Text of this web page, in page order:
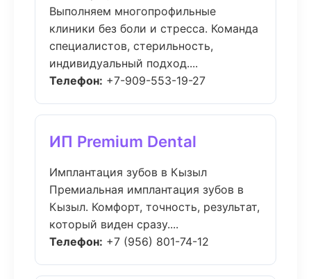
Выполняем многопрофильные
клиники без боли и стресса. Команда
специалистов, стерильность,
индивидуальный подход....
Телефон: +7-909-553-19-27
ИП Premium Dental
Имплантация зубов в Кызыл
Премиальная имплантация зубов в
Кызыл. Комфорт, точность, результат,
который виден сразу....
Телефон: +7 (956) 801-74-12